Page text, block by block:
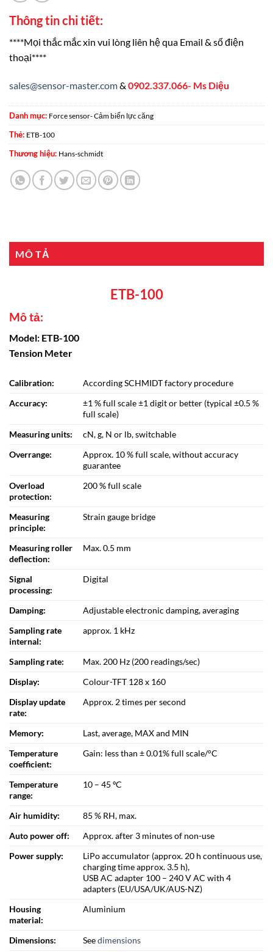
Thông tin chi tiết:
****Mọi thắc mắc xin vui lòng liên hệ qua Email & số điện
thoại****
sales@sensor-master.com& 0902.337.066- Ms Diệu
Danh mục: Force sensor- Cảm biến lực căng
Thẻ: ETB-100
Thương hiệu: Hans-schmidt
MÔ TẢ
ETB-100
Mô tả:
Model: ETB-100
Tension Meter
Calibration:
According SCHMIDT factory procedure
Accuracy:
±1 % full scale ±1 digit or better (typical ±0.5 %
full scale)
Measuring units:
cN, g, N or lb, switchable
Overrange:
Approx. 10 % full scale, without accuracy
guarantee
Overload
protection:
200 % full scale
Measuring
principle:
Strain gauge bridge
Measuring roller
deflection:
Max. 0.5 mm
Signal
processing:
Digital
Damping:
Adjustable electronic damping, averaging
Sampling rate
internal:
approx. 1 kHz
Sampling rate:
Max. 200 Hz (200 readings/sec)
Display:
Colour-TFT 128 x 160
Display update
rate:
Approx. 2 times per second
Memory:
Last, average, MAX and MIN
Temperature
coefficient:
Gain: less than ± 0.01% full scale/°C
Temperature
range:
10 – 45 ºC
Air humidity:
85 % RH, max.
Auto power off:
Approx. after 3 minutes of non-use
Power supply:
LiPo accumulator (approx. 20 h continuous use,
charging time approx. 3.5 h),
USB AC adapter 100 – 240 V AC with 4
adapters (EU/USA/UK/AUS-NZ)
Housing
material:
Aluminium
Dimensions: Seedimensions